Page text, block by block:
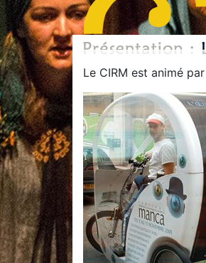
Le CIRM est animé